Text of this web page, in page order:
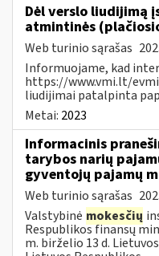
Dėl verslo liudijimą
atmintinės
Web turinio sąrašas
Informuojame, kad
https://www.vmi.lt/
liudijimai patalpinta
Metai: 2023
Informacinis
tarybos narių
gyventojų pajamų
Web turinio sąrašas
Valstybinė mokesčių
Respublikos finansų
m. birželio 13 d.